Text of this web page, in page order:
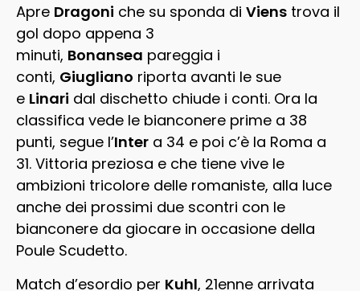
Apre Dragoni che su sponda di Viens trova il
gol dopo appena 3
minuti, Bonansea pareggia i
conti, Giugliano riporta avanti le sue
e Linari dal dischetto chiude i conti. Ora la
classifica vede le bianconere prime a 38
punti, segue l’Inter a 34 e poi c’è la Roma a
31. Vittoria preziosa e che tiene vive le
ambizioni tricolore delle romaniste, alla luce
anche dei prossimi due scontri con le
bianconere da giocare in occasione della
Poule Scudetto.
Match d’esordio per Kuhl, 21enne arrivata